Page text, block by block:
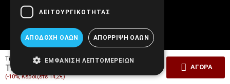
Tiμή Έκδοσης: 142,00€
Τιμή ΕΜΒΡΥΟ:
(-10%, Κερδίζετε 14,2€)
ΑΓΟΡΆ
ΛΕΙΤΟΥΡΓΙΚΌΤΗΤΑΣ
ΑΠΟΔΟΧΉ ΌΛΩΝ ΑΠΌΡΡΙΨΗ ΌΛΩΝ
ΕΜΦΆΝΙΣΗ ΛΕΠΤΟΜΕΡΕΙΏΝ